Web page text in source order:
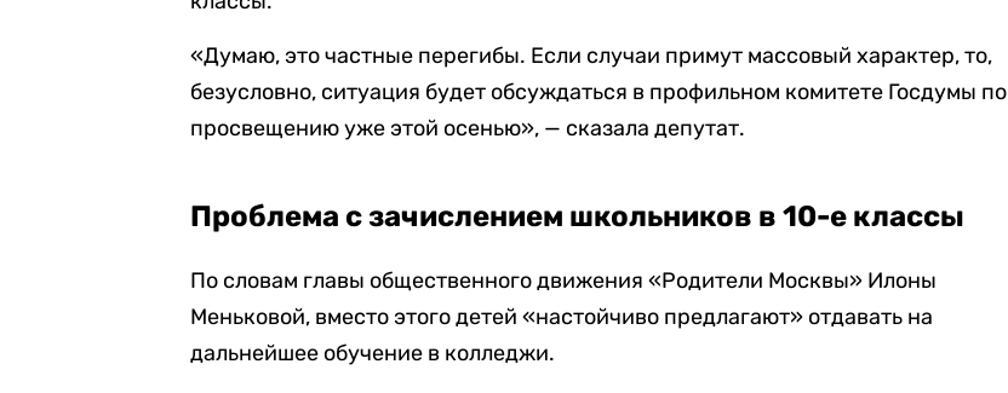
«Думаю, это частные перегибы. Если случаи примут массовый характер, то,
безусловно, ситуация будет обсуждаться в профильном комитете Госдумы по
просвещению уже этой осенью», — сказала депутат.
Проблема с зачислением школьников в 10-е классы
По словам главы общественного движения «Родители Москвы» Илоны
Меньковой, вместо этого детей «настойчиво предлагают» отдавать на
дальнейшее обучение в колледжи.